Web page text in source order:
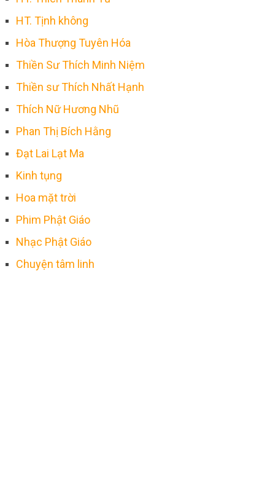
HT. Tịnh không
Hòa Thượng Tuyên Hóa
Thiền Sư Thích Minh Niệm
Thiền sư Thích Nhất Hạnh
Thích Nữ Hương Nhũ
Phan Thị Bích Hằng
Đạt Lai Lạt Ma
Kinh tụng
Hoa mặt trời
Phim Phật Giáo
Nhạc Phật Giáo
Chuyện tâm linh